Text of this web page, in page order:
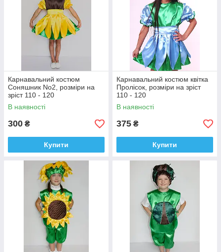
Карнавальний костюм
Соняшник No2, розміри на
зріст 110 - 120
В наявності
300 ₴
Купити
Карнавальний костюм квітка
Пролісок, розміри на зріст
110 - 120
В наявності
375 ₴
Купити